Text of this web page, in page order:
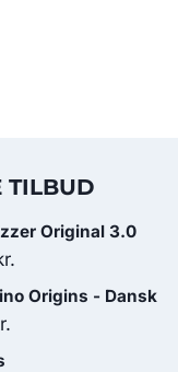
TILBUD
Original 3.0
Origins - Dansk